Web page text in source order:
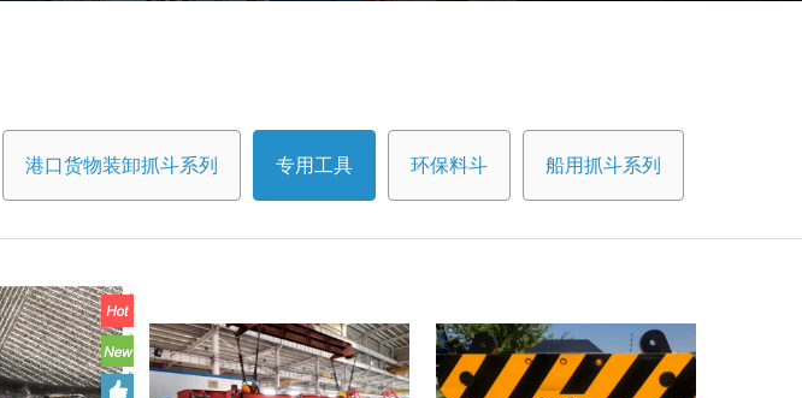
港口货物装卸抓斗系列 专用工具 环保料斗 船用抓斗系列